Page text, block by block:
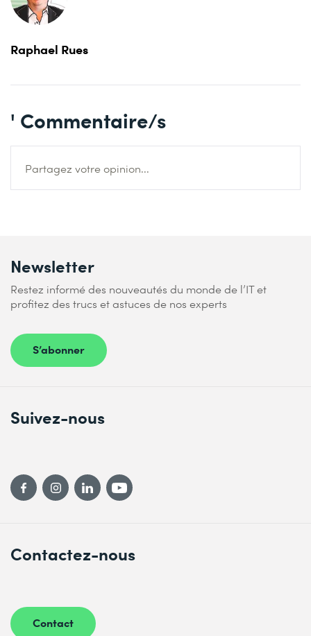
Raphael Rues
' Commentaire/s
Partagez votre opinion...
Newsletter
Restez informé des nouveautés du monde de l’IT et
profitez des trucs et astuces de nos experts
S’abonner
Contactez-nous
Contact
Suivez-nous